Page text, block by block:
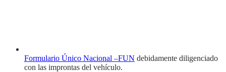
Formulario Único Nacional –FUN debidamente diligenciado
con las improntas del vehículo.